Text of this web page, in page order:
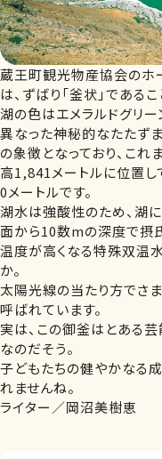
蔵王町観光物産協会のホ
は、ずばり「釜状」である
湖の色はエメラルドグリ
異なった神秘的なたたず
の象徴となっており、こ
高1,841メートルに位置し
0メートルです。
湖水は強酸性のため、湖
面から10数mの深度で摂
温度が高くなる特殊双温
か。
太陽光線の当たり方でさ
呼ばれています。
実は、この御釜はとある芸
なのだそう。
子どもたちの健やかなる
れませんね。
ライター／岡沼美樹恵